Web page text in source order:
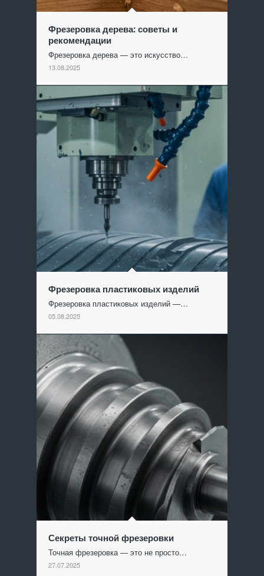
Фрезеровка дерева: советы и
рекомендации
Фрезеровка дерева — это искусство…
13.08.2025
Фрезеровка пластиковых изделий
Фрезеровка пластиковых изделий —…
05.08.2025
Секреты точной фрезеровки
Точная фрезеровка — это не просто…
27.07.2025